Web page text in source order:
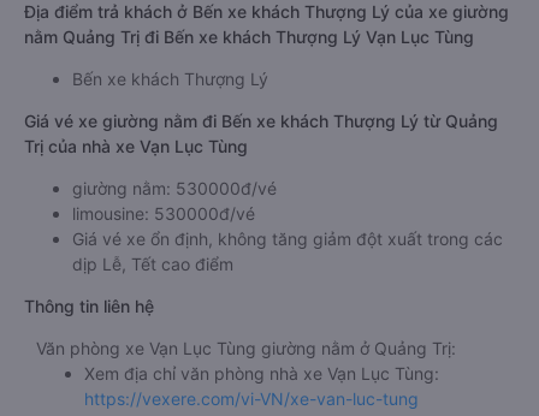
Địa điểm trả khách ở Bến xe khách Thượng Lý của xe giường
nằm Quảng Trị đi Bến xe khách Thượng Lý Vạn Lục Tùng
Bến xe khách Thượng Lý
Giá vé xe giường nằm đi Bến xe khách Thượng Lý từ Quảng
Trị của nhà xe Vạn Lục Tùng
giường nằm: 530000đ/vé
limousine: 530000đ/vé
Giá vé xe ổn định, không tăng giảm đột xuất trong các
dịp Lễ, Tết cao điểm
Thông tin liên hệ
Văn phòng xe Vạn Lục Tùng giường nằm ở Quảng Trị:
Xem địa chỉ văn phòng nhà xe Vạn Lục Tùng:
https://vexere.com/vi-VN/xe-van-luc-tung